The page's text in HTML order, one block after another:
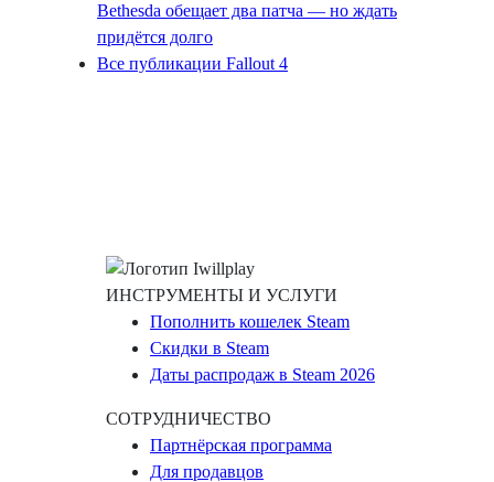
Bethesda обещает два патча — но ждать
придётся долго
Все публикации Fallout 4
ИНСТРУМЕНТЫ И УСЛУГИ
Пополнить кошелек Steam
Скидки в Steam
Даты распродаж в Steam 2026
СОТРУДНИЧЕСТВО
Партнёрская программа
Для продавцов